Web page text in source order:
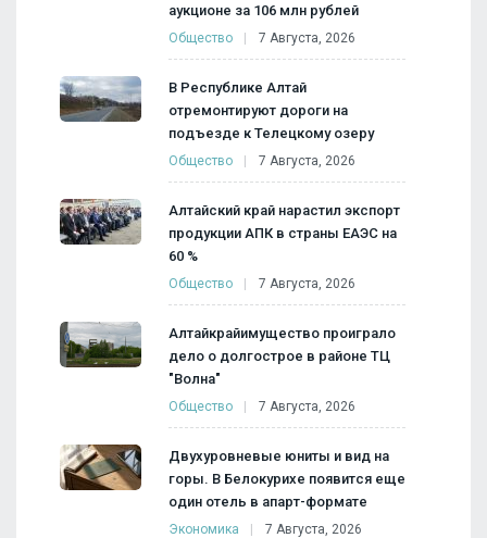
аукционе за 106 млн рублей
Общество 7 Августа, 2026
В Республике Алтай
отремонтируют дороги на
подъезде к Телецкому озеру
Общество 7 Августа, 2026
Алтайский край нарастил экспорт
продукции АПК в страны ЕАЭС на
60 %
Общество 7 Августа, 2026
Алтайкрайимущество проиграло
дело о долгострое в районе ТЦ
"Волна"
Общество 7 Августа, 2026
Двухуровневые юниты и вид на
горы. В Белокурихе появится еще
один отель в апарт-формате
Экономика 7 Августа, 2026